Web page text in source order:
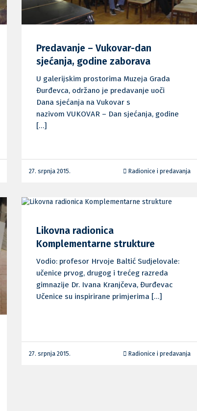
Predavanje – Vukovar-dan
sjećanja, godine zaborava
U galerijskim prostorima Muzeja Grada
Đurđevca, održano je predavanje uoči
Dana sjećanja na Vukovar s
nazivom VUKOVAR – Dan sjećanja, godine
[…]
27. srpnja 2015. Radionice i predavanja
Likovna radionica
Komplementarne strukture
Vodio: profesor Hrvoje Baltić Sudjelovale:
učenice prvog, drugog i trećeg razreda
gimnazije Dr. Ivana Kranjčeva, Đurđevac
Učenice su inspirirane primjerima […]
27. srpnja 2015. Radionice i predavanja